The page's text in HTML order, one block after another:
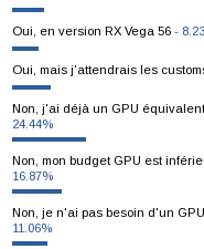
Oui, en version RX Vega 56 -
Oui, mais j'attendrais les
Non, j'ai déjà un GPU
24.44%
Non, mon budget GPU est
16.87%
Non, je n'ai pas besoin d'un
11.06%